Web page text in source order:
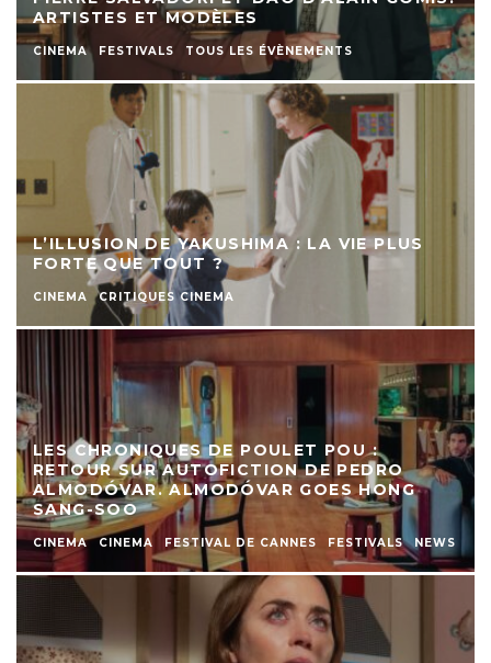
ARTISTES ET MODÈLES
CINEMA FESTIVALS TOUS LES ÉVÈNEMENTS
L’ILLUSION DE YAKUSHIMA : LA VIE PLUS
FORTE QUE TOUT ?
CINEMA CRITIQUES CINEMA
LES CHRONIQUES DE POULET POU :
RETOUR SUR AUTOFICTION DE PEDRO
ALMODÓVAR. ALMODÓVAR GOES HONG
SANG-SOO
CINEMA CINEMA FESTIVAL DE CANNES FESTIVALS NEWS